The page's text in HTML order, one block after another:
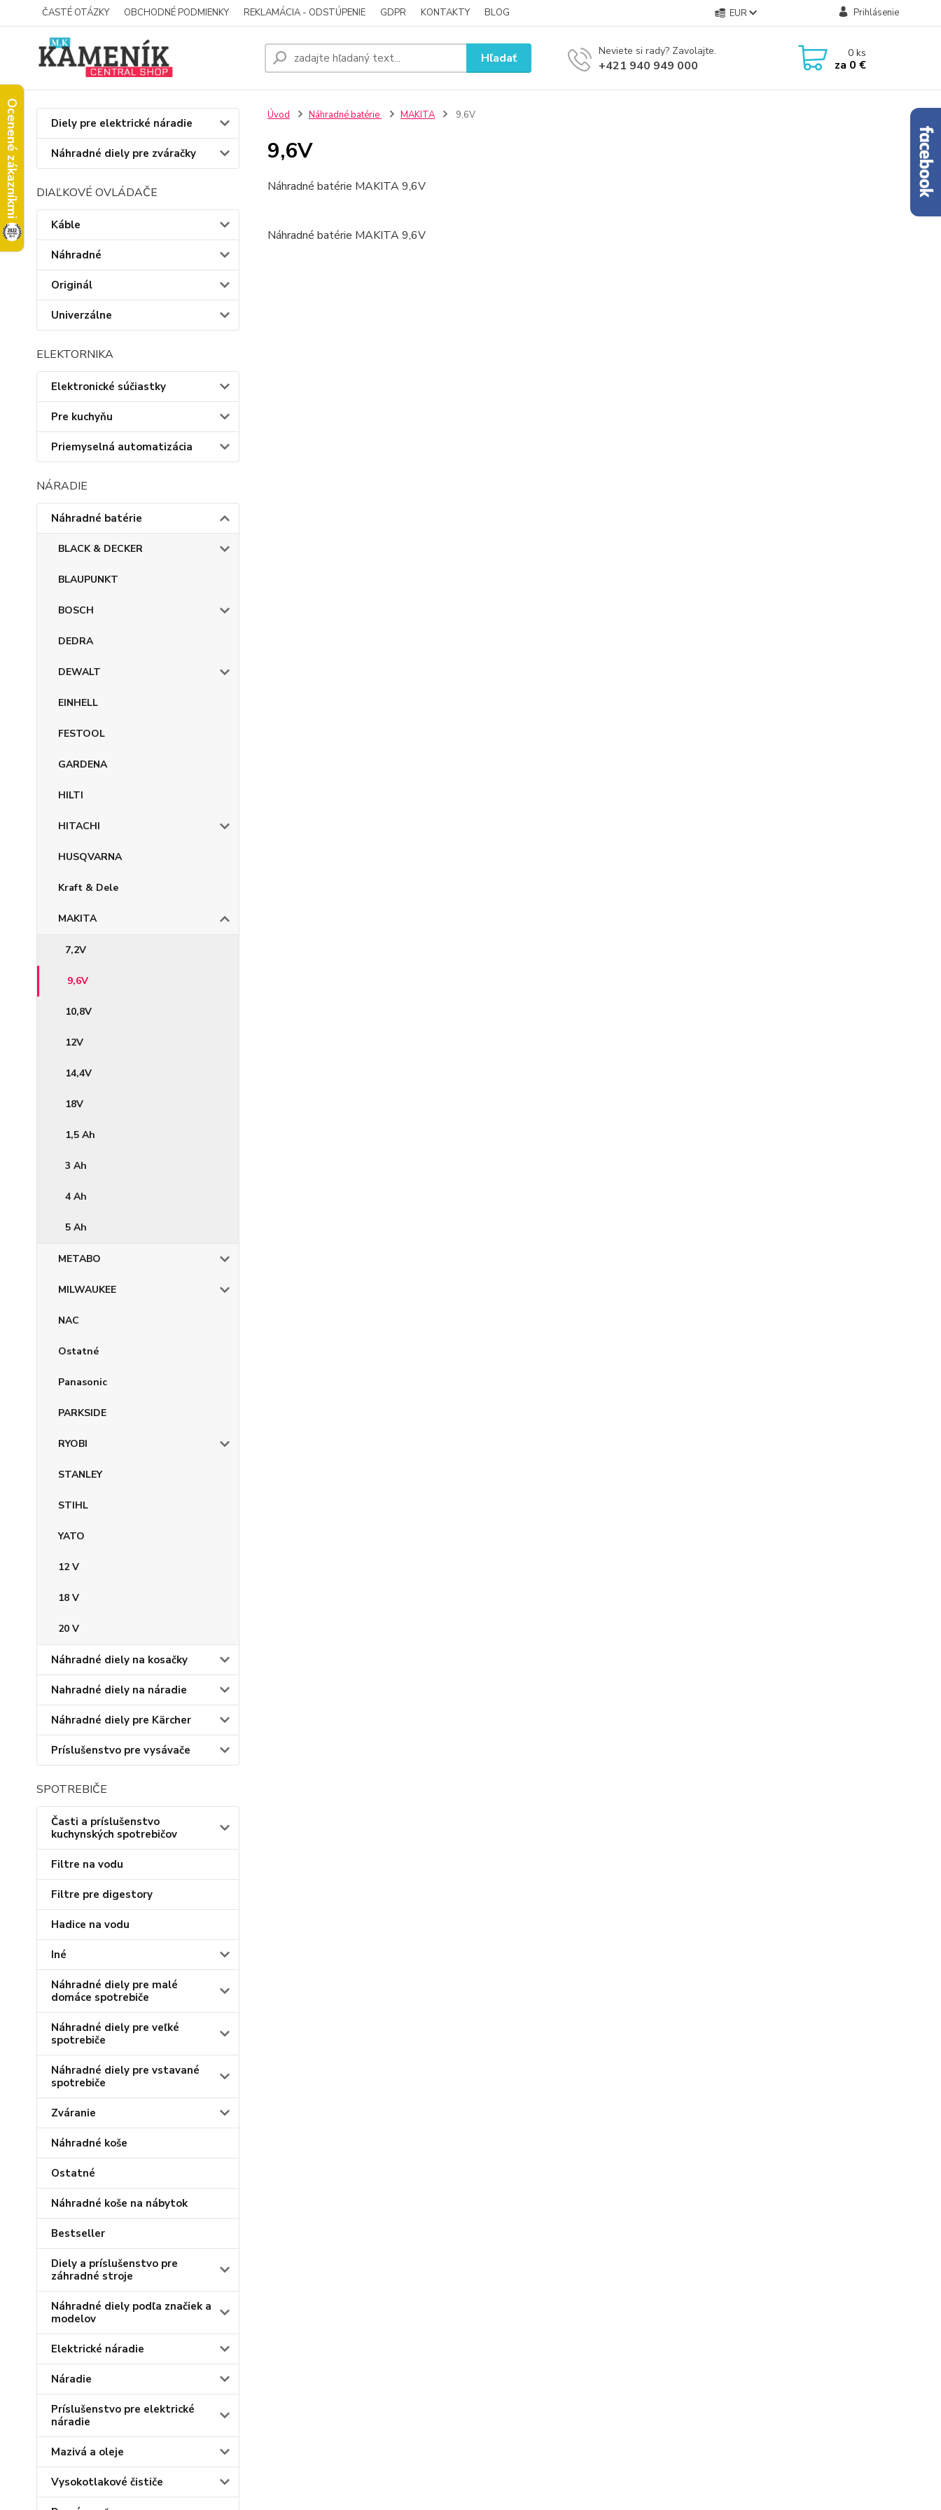
Ocenené zákazníkmi
ČASTÉ OTÁZKY OBCHODNÉ PODMIENKY REKLAMÁCIA - ODSTÚPENIE GDPR KONTAKTY BLOG EUR Prihlásenie
Hľadať Neviete si rady? Zavolajte.
+421 940 949 000
0ks
za 0 €
Diely pre elektrické náradie
Náhradné diely pre zváračky
DIAĽKOVÉ OVLÁDAČE
Káble
Náhradné
Originál
Univerzálne
ELEKTORNIKA
Elektronické súčiastky
Pre kuchyňu
Priemyselná automatizácia
NÁRADIE
Náhradné batérie
BLACK & DECKER
BLAUPUNKT
BOSCH
DEDRA
DEWALT
EINHELL
FESTOOL
GARDENA
HILTI
HITACHI
HUSQVARNA
Kraft & Dele
MAKITA
7,2V
9,6V
10,8V
12V
14,4V
18V
1,5 Ah
3 Ah
4 Ah
5 Ah
METABO
MILWAUKEE
NAC
Ostatné
Panasonic
PARKSIDE
RYOBI
STANLEY
STIHL
YATO
12 V
18 V
20 V
Náhradné diely na kosačky
Nahradné diely na náradie
Náhradné diely pre Kärcher
Príslušenstvo pre vysávače
SPOTREBIČE
Časti a príslušenstvo
kuchynských spotrebičov
Filtre na vodu
Filtre pre digestory
Hadice na vodu
Iné
Náhradné diely pre malé
domáce spotrebiče
Náhradné diely pre veľké
spotrebiče
Náhradné diely pre vstavané
spotrebiče
Zváranie
Náhradné koše
Ostatné
Náhradné koše na nábytok
Bestseller
Diely a príslušenstvo pre
záhradné stroje
Náhradné diely podľa značiek a
modelov
Elektrické náradie
Náradie
Príslušenstvo pre elektrické
náradie
Mazivá a oleje
Vysokotlakové čističe
Úvod Náhradné batérie MAKITA 9,6V
9,6V
Náhradné batérie MAKITA 9,6V
Náhradné batérie MAKITA 9,6V